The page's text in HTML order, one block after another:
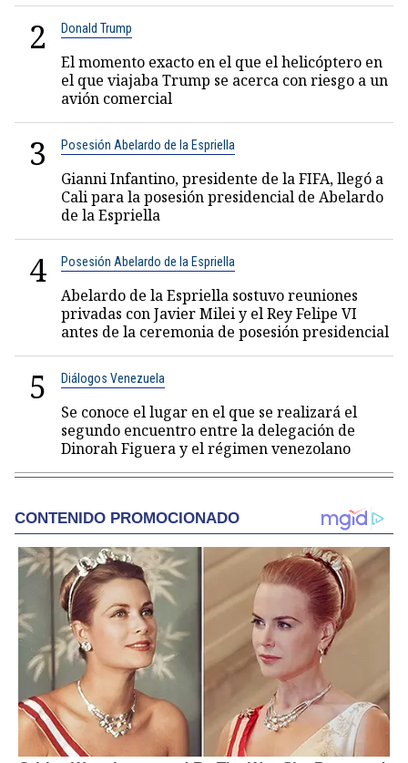
2 Donald Trump
El momento exacto en el que el helicóptero en
el que viajaba Trump se acerca con riesgo a un
avión comercial
3 Posesión Abelardo de la Espriella
Gianni Infantino, presidente de la FIFA, llegó a
Cali para la posesión presidencial de Abelardo
de la Espriella
4 Posesión Abelardo de la Espriella
Abelardo de la Espriella sostuvo reuniones
privadas con Javier Milei y el Rey Felipe VI
antes de la ceremonia de posesión presidencial
5 Diálogos Venezuela
Se conoce el lugar en el que se realizará el
segundo encuentro entre la delegación de
Dinorah Figuera y el régimen venezolano